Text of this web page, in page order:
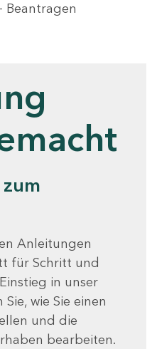
Beantragen
Anleitungen
für Schritt und
in unser
wie Sie einen
und die
bearbeiten.